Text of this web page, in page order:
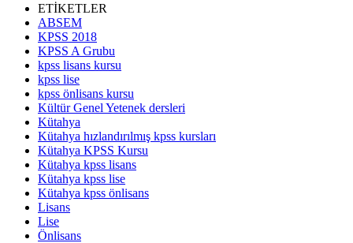
ETİKETLER
ABSEM
KPSS 2018
KPSS A Grubu
kpss lisans kursu
kpss lise
kpss önlisans kursu
Kültür Genel Yetenek dersleri
Kütahya
Kütahya hızlandırılmış kpss kursları
Kütahya KPSS Kursu
Kütahya kpss lisans
Kütahya kpss lise
Kütahya kpss önlisans
Lisans
Lise
Önlisans